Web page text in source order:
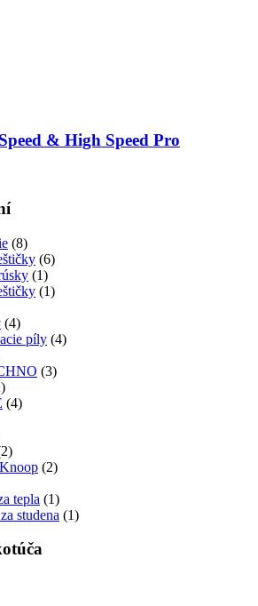
& High Speed Pro
(8)
(6)
(1)
(1)
(4)
píly (4)
(3)
(4)
(2)
tepla (1)
studena (1)